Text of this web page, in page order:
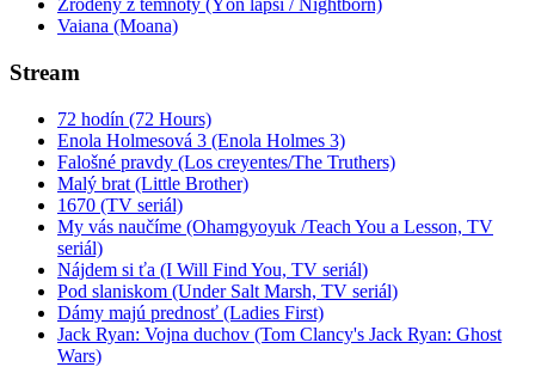
Zrodený z temnoty (Yön lapsi / Nightborn)
Vaiana (Moana)
Stream
72 hodín (72 Hours)
Enola Holmesová 3 (Enola Holmes 3)
Falošné pravdy (Los creyentes/The Truthers)
Malý brat (Little Brother)
1670 (TV seriál)
My vás naučíme (Ohamgyoyuk /Teach You a Lesson, TV
seriál)
Nájdem si ťa (I Will Find You, TV seriál)
Pod slaniskom (Under Salt Marsh, TV seriál)
Dámy majú prednosť (Ladies First)
Jack Ryan: Vojna duchov (Tom Clancy's Jack Ryan: Ghost
Wars)